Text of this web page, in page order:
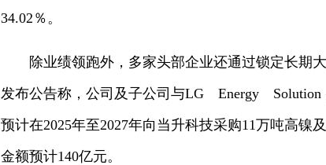
34.02％。
除业绩领跑外，多家头部企业还通过锁定长期
发布公告称，公司及子公司与LG Energy Solution
预计在2025年至2027年向当升科技采购11万吨高
金额预计140亿元。